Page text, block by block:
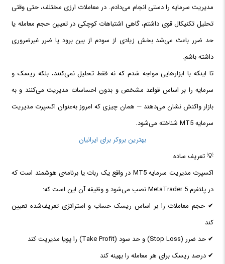
مدیریت سرمایه را دستی انجام می‌دادم. در معاملات ارزی مختلف، حتی وقتی
تحلیل تکنیکال قوی داشتم، گاهی اشتباهات کوچکی در تعیین حجم معامله یا
حد ضرر باعث می‌شد بخش زیادی از سودم از بین برود یا ضرر غیرضروری
داشته باشم.
تا اینکه با ابزارهایی مواجه شدم که نه فقط تحلیل نمی‌کنند، بلکه ریسک و
سرمایه را بر اساس قواعد مشخص و بدون احساسات مدیریت می‌کنند و به
بازار واکنش نشان می‌دهند — همان چیزی که امروز به‌عنوان اکسپرت مدیریت
سرمایه MT5 شناخته می‌شود.
بهترین بروکر برای ایرانیان
💡 تعریف ساده
اکسپرت مدیریت سرمایه MT5 در واقع یک ربات یا برنامه‌ی هوشمند است که
در پلتفرم MetaTrader 5 نصب می‌شود و وظیفه آن این است که:
✔ حجم معاملات را بر اساس ریسک حساب و استراتژی تعریف‌شده تعیین
کند
✔ حد ضرر (Stop Loss) و حد سود (Take Profit) را پویا مدیریت کند
✔ درصد ریسک برای هر معامله را بهینه کند